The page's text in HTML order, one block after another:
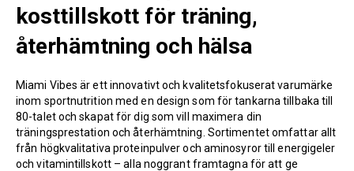
kosttillskott för träning,
återhämtning och hälsa
Miami Vibes är ett innovativt och kvalitetsfokuserat varumärke
inom sportnutrition med en design som för tankarna tillbaka till
80-talet och skapat för dig som vill maximera din
träningsprestation och återhämtning. Sortimentet omfattar allt
från högkvalitativa proteinpulver och aminosyror till energigeler
och vitamintillskott – alla noggrant framtagna för att ge